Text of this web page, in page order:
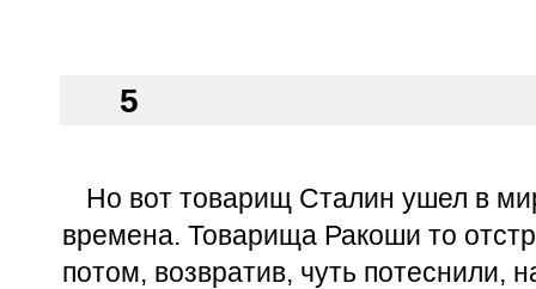
5
Но вот товарищ Сталин ушел в
времена. Товарища Ракоши то
потом, возвратив, чуть потеснили,